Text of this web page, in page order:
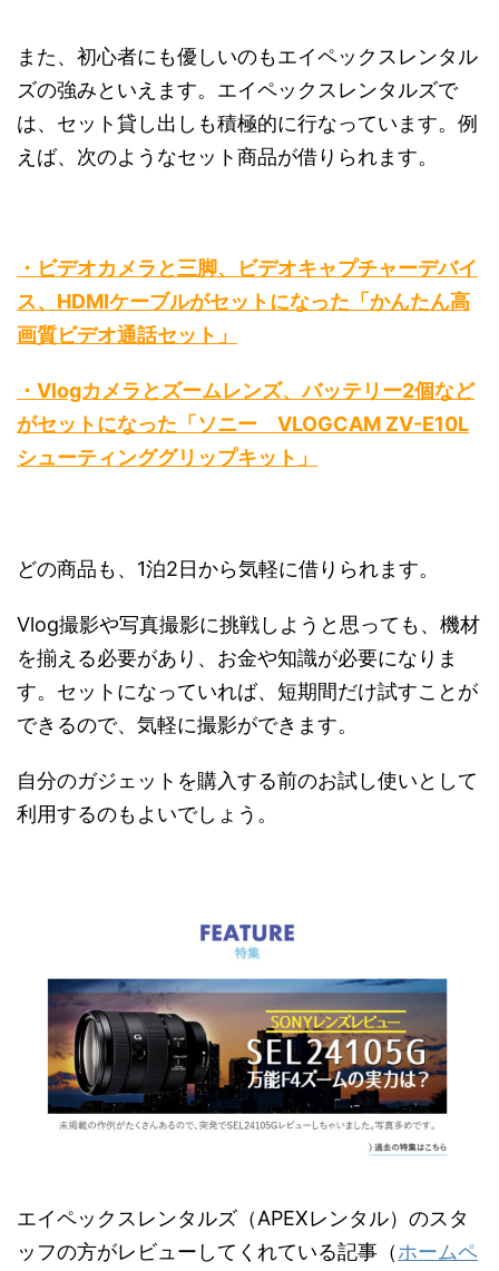
また、初心者にも優しいのもエイペックスレンタル
ズの強みといえます。エイペックスレンタルズで
は、セット貸し出しも積極的に行なっています。例
えば、次のようなセット商品が借りられます。
・ビデオカメラと三脚、ビデオキャプチャーデバイ
ス、HDMIケーブルがセットになった「かんたん高
画質ビデオ通話セット」
・Vlogカメラとズームレンズ、バッテリー2個など
がセットになった「ソニー VLOGCAM ZV-E10L
シューティンググリップキット」
どの商品も、1泊2日から気軽に借りられます。
Vlog撮影や写真撮影に挑戦しようと思っても、機材
を揃える必要があり、お金や知識が必要になりま
す。セットになっていれば、短期間だけ試すことが
できるので、気軽に撮影ができます。
自分のガジェットを購入する前のお試し使いとして
利用するのもよいでしょう。
エイペックスレンタルズ（APEXレンタル）のスタ
ッフの方がレビューしてくれている記事（ホームペ